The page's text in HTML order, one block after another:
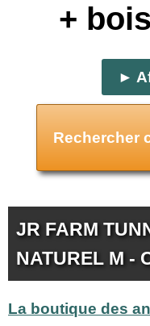
+
►
Rechercher
JR FARM
NATUREL M -
La boutique des